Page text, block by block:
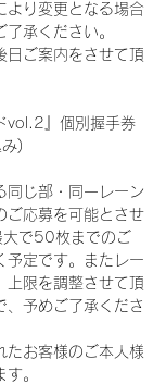
より変更となる場合
承ください。
ご案内をさせて頂
vol.2』個別握手券
)
じ部・同一レーン
ご応募を可能とさせ
で50枚までのご
予定です。またレー
上限を調整させて頂
、予めご了承くださ
お客様のご本人様
。